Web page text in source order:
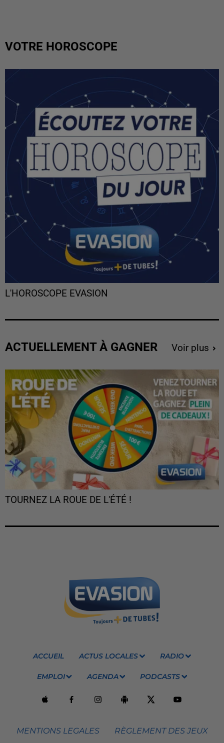
VOTRE HOROSCOPE
L'HOROSCOPE EVASION
ACTUELLEMENT À GAGNER Voir plus
TOURNEZ LA ROUE DE L'ÉTÉ !
ACCUEIL ACTUS LOCALES RADIO
EMPLOI AGENDA PODCASTS
MENTIONS LEGALES RÈGLEMENT DES JEUX